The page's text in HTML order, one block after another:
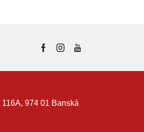
974 01 Banská